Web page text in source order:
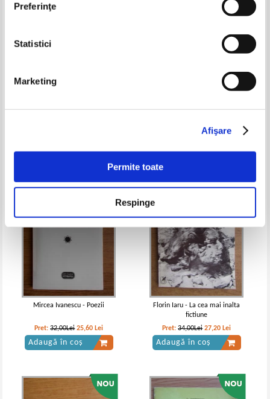
Preferinţe
Statistici
Marketing
Afişare
Permite toate
Respinge
volume)
33,60
Mircea Ivanescu - Poezii
Pret:32,00Lei 25,60 Lei
Adaugă în coș
Florin Iaru - La cea mai inalta
fictiune
Pret:34,00Lei 27,20 Lei
Adaugă în coș